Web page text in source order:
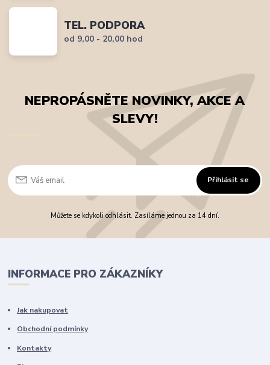
TEL. PODPORA
od 9,00 - 20,00 hod
NEPROPÁSNĚTE NOVINKY, AKCE A
SLEVY!
Přihlásit se
Můžete se kdykoli odhlásit. Zasíláme jednou za 14 dní.
INFORMACE PRO ZÁKAZNÍKY
Jak nakupovat
Obchodní podmínky
Kontakty